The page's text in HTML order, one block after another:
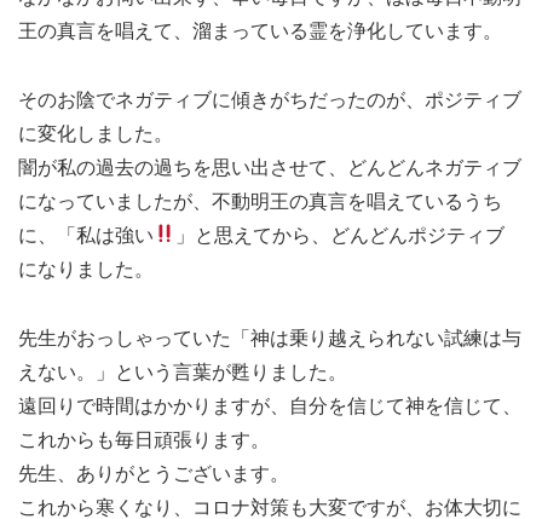
王の真言を唱えて、溜まっている霊を浄化しています。
そのお陰でネガティブに傾きがちだったのが、ポジティブ
に変化しました。
闇が私の過去の過ちを思い出させて、どんどんネガティブ
になっていましたが、不動明王の真言を唱えているうち
に、「私は強い
」と思えてから、どんどんポジティブ
になりました。
先生がおっしゃっていた「神は乗り越えられない試練は与
えない。」という言葉が甦りました。
遠回りで時間はかかりますが、自分を信じて神を信じて、
これからも毎日頑張ります。
先生、ありがとうございます。
これから寒くなり、コロナ対策も大変ですが、お体大切に